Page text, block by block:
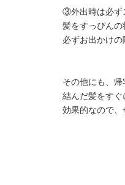
③外出時は必ず
髪をすっぴん
必ずお出かけの
その他にも、
結んだ髪をす
効果的なので、